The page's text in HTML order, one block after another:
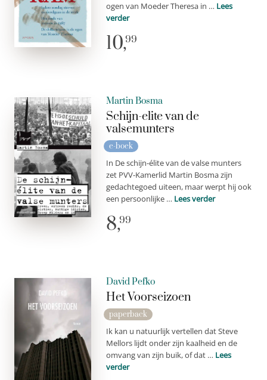
ogen van Moeder Theresa in … Lees
verder
10,99
Martin Bosma
Schijn-elite van de
valsemunters
e-boek
In De schijn-élite van de valse munters
zet PVV-Kamerlid Martin Bosma zijn
gedachtegoed uiteen, maar werpt hij ook
een persoonlijke … Lees verder
8,99
David Pefko
Het Voorseizoen
paperback
Ik kan u natuurlijk vertellen dat Steve
Mellors lijdt onder zijn kaalheid en de
omvang van zijn buik, of dat … Lees
verder